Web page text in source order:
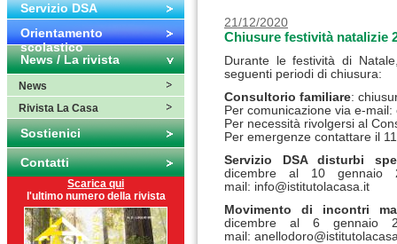
Servizio DSA
Orientamento
scolastico
News / La rivista
News
Rivista La Casa
Sostienici
Contatti
Scarica qui
l'ultimo numero della rivista
21/12/2020
Chiusure festività natalizie
Durante le festività di
seguenti periodi di chiusura:
Consultorio familiare:
Per comunicazione via e-mail:
Per necessità rivolgersi al
Per emergenze contattare il
Servizio DSA disturbi
dicembre al 10 gennaio
mail: info@istitutolacasa.it
Movimento di incontri
dicembre al 6 gennaio
mail: